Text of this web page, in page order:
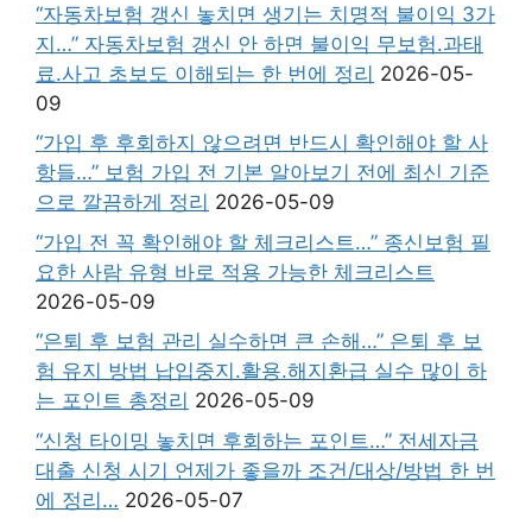
“자동차보험 갱신 놓치면 생기는 치명적 불이익 3가
지…” 자동차보험 갱신 안 하면 불이익 무보험.과태
료.사고 초보도 이해되는 한 번에 정리 2026-05-
09
“가입 후 후회하지 않으려면 반드시 확인해야 할 사
항들…” 보험 가입 전 기본 알아보기 전에 최신 기준
으로 깔끔하게 정리 2026-05-09
“가입 전 꼭 확인해야 할 체크리스트…” 종신보험 필
요한 사람 유형 바로 적용 가능한 체크리스트
2026-05-09
“은퇴 후 보험 관리 실수하면 큰 손해…” 은퇴 후 보
험 유지 방법 납입중지.활용.해지환급 실수 많이 하
는 포인트 총정리 2026-05-09
“신청 타이밍 놓치면 후회하는 포인트…” 전세자금
대출 신청 시기 언제가 좋을까 조건/대상/방법 한 번
에 정리… 2026-05-07